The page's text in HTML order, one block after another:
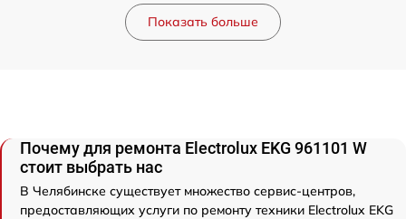
Показать больше
Почему для ремонта Electrolux EKG 961101 W
стоит выбрать нас
В Челябинске существует множество сервис-центров,
предоставляющих услуги по ремонту техники Electrolux EKG